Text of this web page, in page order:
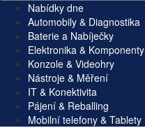
Nabídky dne
Automobily & Diagnostika
Baterie a Nabíječky
Elektronika & Komponenty
Konzole & Videohry
Nástroje & Měření
IT & Konektivita
Pájení & Reballing
Mobilní telefony & Tablety